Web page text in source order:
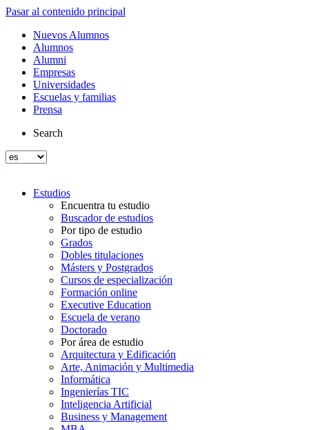
Pasar al contenido principal
Nuevos Alumnos
Alumnos
Alumni
Empresas
Universidades
Escuelas y familias
Prensa
Search
Estudios
Encuentra tu estudio
Buscador de estudios
Por tipo de estudio
Grados
Dobles titulaciones
Másters y Postgrados
Cursos de especialización
Formación online
Executive Education
Escuela de verano
Doctorado
Por área de estudio
Arquitectura y Edificación
Arte, Animación y Multimedia
Informática
Ingenierías TIC
Inteligencia Artificial
Business y Management